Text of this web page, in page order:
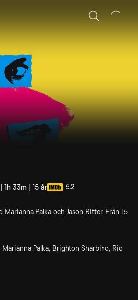
Sök
1h 33m | 15 år 5.2
Marianna Palka och Jason Ritter. Från 15
Marianna Palka, Brighton Sharbino, Rio